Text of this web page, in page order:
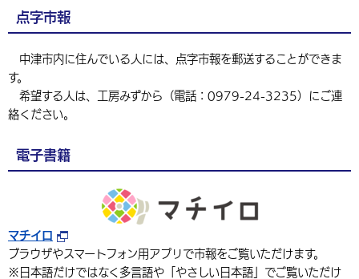
点字市報
中津市内に住んでいる人には、点字市報を郵送することができま
す。
希望する人は、工房みずから（電話：0979-24-3235）にご連
絡ください。
電子書籍
マチイロ
ブラウザやスマートフォン用アプリで市報をご覧いただけます。
※日本語だけではなく多言語や「やさしい日本語」でご覧いただけ